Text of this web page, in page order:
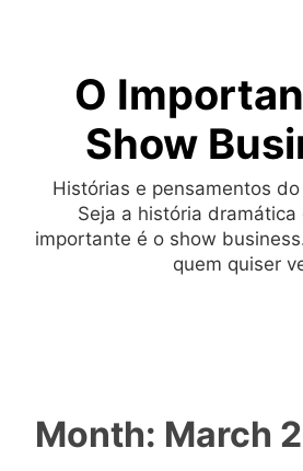
O
Show
Histórias e pensamentos
Seja a história dramática
importante é o show
quem quiser
Month: March